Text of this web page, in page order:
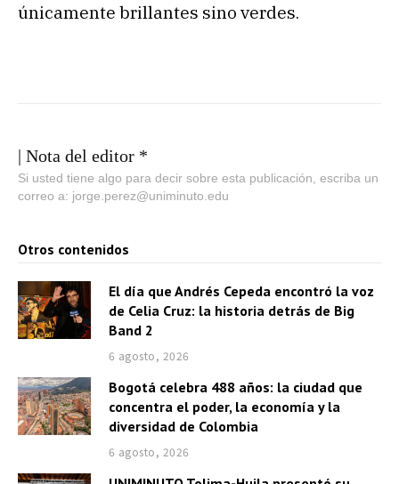
únicamente brillantes sino verdes.
| Nota del editor *
Si usted tiene algo para decir sobre esta publicación, escriba un
correo a: jorge.perez@uniminuto.edu
Otros contenidos
El día que Andrés Cepeda encontró la voz
de Celia Cruz: la historia detrás de Big
Band 2
6 agosto, 2026
Bogotá celebra 488 años: la ciudad que
concentra el poder, la economía y la
diversidad de Colombia
6 agosto, 2026